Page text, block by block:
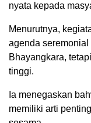
nyata kepada
Menurutnya,
agenda
Bhayangkara,
tinggi.
Ia menegaskan
memiliki arti